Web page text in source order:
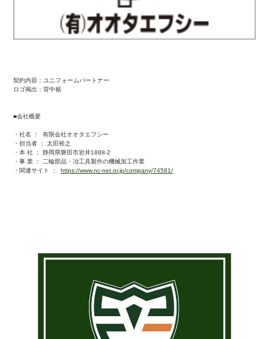
契約内容：ユニフォームパートナー
ロゴ掲出：背中裾
■会社概要
・社名 ： 有限会社オオタエフシー
・担当者 ： 太田裕之
・本 社 ： 静岡県磐田市岩井1888-2
・事 業 ： 二輪部品・冶工具製作の機械加工作業
・関連サイト ：
https://www.nc-net.or.jp/company/74581/